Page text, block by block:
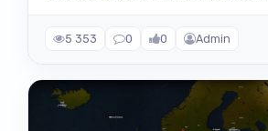
5 353 0 0 Admin